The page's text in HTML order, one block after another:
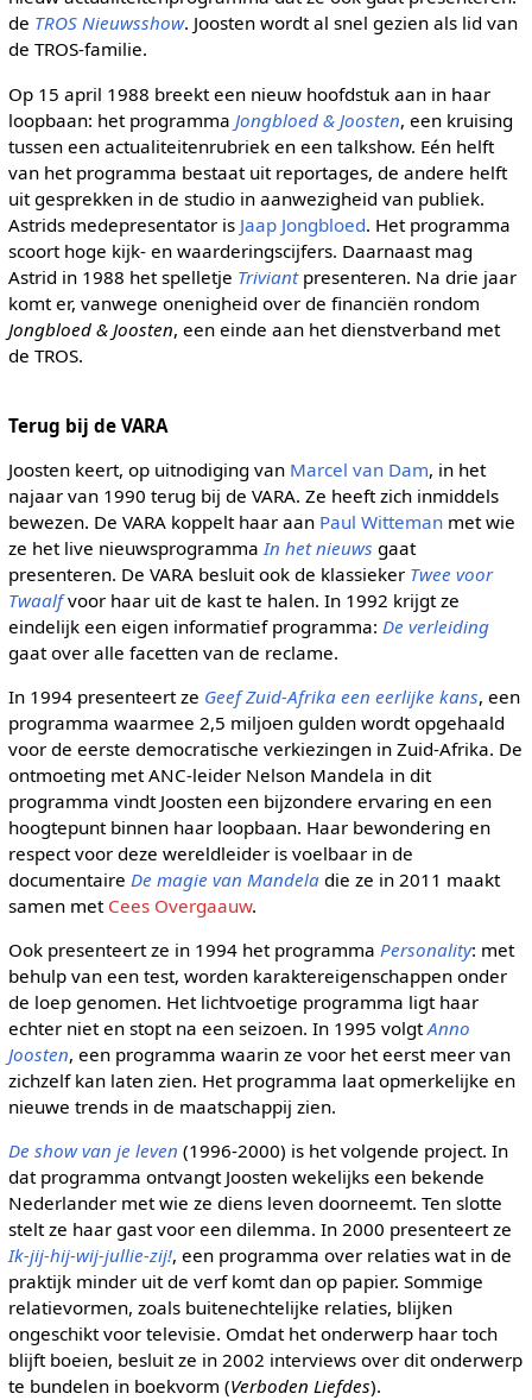
de TROS Nieuwsshow. Joosten wordt al snel gezien als lid van
de TROS-familie.
Op 15 april 1988 breekt een nieuw hoofdstuk aan in haar
loopbaan: het programma Jongbloed & Joosten, een kruising
tussen een actualiteitenrubriek en een talkshow. Eén helft
van het programma bestaat uit reportages, de andere helft
uit gesprekken in de studio in aanwezigheid van publiek.
Astrids medepresentator is Jaap Jongbloed. Het programma
scoort hoge kijk- en waarderingscijfers. Daarnaast mag
Astrid in 1988 het spelletje Triviantpresenteren. Na drie jaar
komt er, vanwege onenigheid over de financiën rondom
Jongbloed & Joosten, een einde aan het dienstverband met
de TROS.
Terug bij de VARA
Joosten keert, op uitnodiging van Marcel van Dam, in het
najaar van 1990 terug bij de VARA. Ze heeft zich inmiddels
bewezen. De VARA koppelt haar aan Paul Wittemanmet wie
ze het live nieuwsprogramma In het nieuws gaat
presenteren. De VARA besluit ook de klassieker Twee voor
Twaalfvoor haar uit de kast te halen. In 1992 krijgt ze
eindelijk een eigen informatief programma: De verleiding
gaat over alle facetten van de reclame.
In 1994 presenteert ze Geef Zuid-Afrika een eerlijke kans, een
programma waarmee 2,5 miljoen gulden wordt opgehaald
voor de eerste democratische verkiezingen in Zuid-Afrika. De
ontmoeting met ANC-leider Nelson Mandela in dit
programma vindt Joosten een bijzondere ervaring en een
hoogtepunt binnen haar loopbaan. Haar bewondering en
respect voor deze wereldleider is voelbaar in de
documentaire De magie van Mandeladie ze in 2011 maakt
samen met Cees Overgaauw.
Ook presenteert ze in 1994 het programma Personality: met
behulp van een test, worden karaktereigenschappen onder
de loep genomen. Het lichtvoetige programma ligt haar
echter niet en stopt na een seizoen. In 1995 volgtAnno
Joosten, een programma waarin ze voor het eerst meer van
zichzelf kan laten zien. Het programma laat opmerkelijke en
nieuwe trends in de maatschappij zien.
De show van je leven (1996-2000) is het volgende project. In
dat programma ontvangt Joosten wekelijks een bekende
Nederlander met wie ze diens leven doorneemt. Ten slotte
stelt ze haar gast voor een dilemma. In 2000 presenteert ze
Ik-jij-hij-wij-jullie-zij!, een programma over relaties wat in de
praktijk minder uit de verf komt dan op papier. Sommige
relatievormen, zoals buitenechtelijke relaties, blijken
ongeschikt voor televisie. Omdat het onderwerp haar toch
blijft boeien, besluit ze in 2002 interviews over dit onderwerp
te bundelen in boekvorm (Verboden Liefdes).